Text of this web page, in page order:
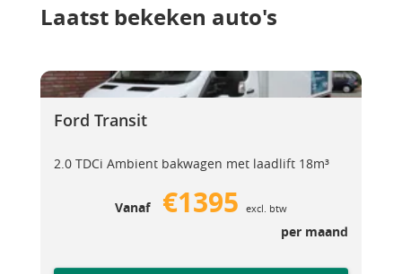
Laatst bekeken auto's
Ford Transit
Ford Transit
Ford Transit
2.0 TDCi Ambient bakwagen met laadlift 18m³
Vanaf €1395 excl. btw
per maand